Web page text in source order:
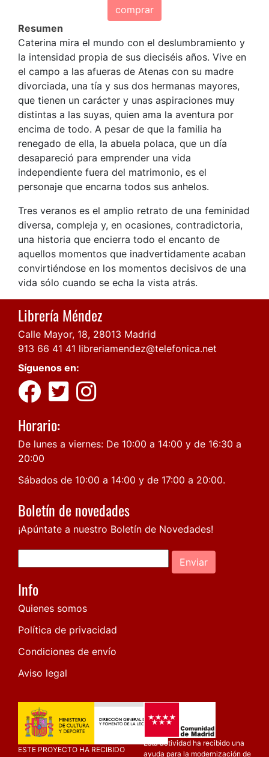
comprar
Resumen
Caterina mira el mundo con el deslumbramiento y
la inten­sidad propia de sus dieciséis años. Vive en
el campo a las afueras de Atenas con su madre
divorciada, una tía y sus dos hermanas mayores,
que tienen un carác­ter y unas aspiraciones muy
distintas a las suyas, quien ama la aventura por
encima de todo. A pesar de que la familia ha
renegado de ella, la abuela polaca, que un día
desa­pareció para emprender una vida
independiente fuera del matrimonio, es el
personaje que encarna todos sus anhelos.
Tres veranos es el amplio retrato de una feminidad
diversa, compleja y, en ocasiones, contradictoria,
una historia que encierra todo el encanto de
aquellos momentos que inadvertidamente acaban
convirtiéndose en los momentos decisivos de una
vida sólo cuando se echa la vista atrás.
Librería Méndez
Calle Mayor, 18, 28013 Madrid
913 66 41 41 libreriamendez@telefonica.net
Síguenos en:
Horario:
De lunes a viernes: De 10:00 a 14:00 y de 16:30 a
20:00
Sábados de 10:00 a 14:00 y de 17:00 a 20:00.
Boletín de novedades
¡Apúntate a nuestro Boletín de Novedades!
Enviar
Info
Quienes somos
Política de privacidad
Condiciones de envío
Aviso legal
ESTE PROYECTO HA RECIBIDO
Esta actividad ha recibido una
ayuda para la modernización de